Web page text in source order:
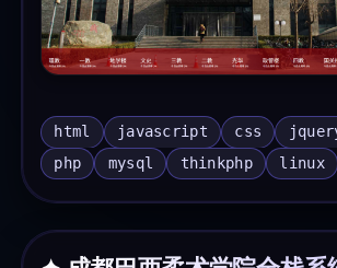
html javascript css
php
mysql thinkphp linux